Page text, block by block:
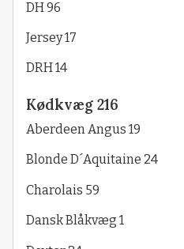
DH 96
Jersey 17
DRH 14
Kødkvæg 216
Aberdeen Angus 19
Blonde D´Aquitaine 24
Charolais 59
Dansk Blåkvæg 1